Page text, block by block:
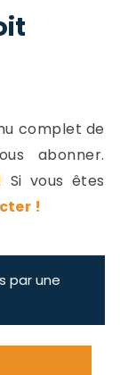
Droit privé ---
aux actualités
complet de
abonner.
Si vous êtes
!
par une